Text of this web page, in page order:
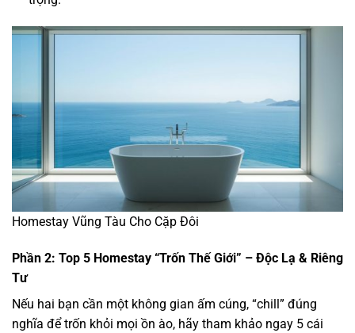
Homestay Vũng Tàu Cho Cặp Đôi
Phần 2: Top 5 Homestay “Trốn Thế Giới” – Độc Lạ & Riêng
Tư
Nếu hai bạn cần một không gian ấm cúng, “chill” đúng
nghĩa để trốn khỏi mọi ồn ào, hãy tham khảo ngay 5 cái